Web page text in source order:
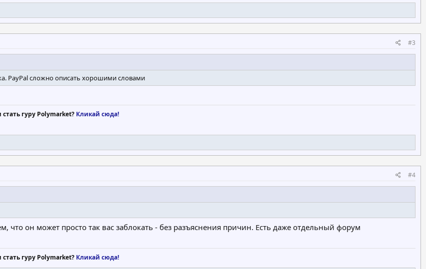
#3
PayPal сложно описать хорошими словами
гуру Polymarket? Кликай сюда!
#4
что он может просто так вас заблокать - без разъяснения причин. Есть даже отдельный форум
гуру Polymarket? Кликай сюда!